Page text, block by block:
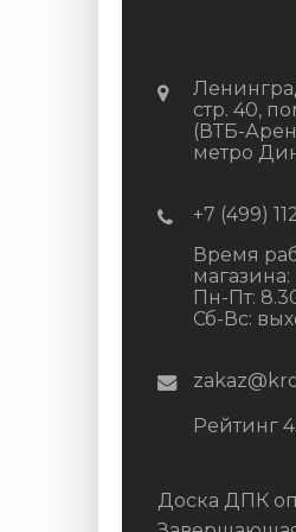
стр. 40,
(ВТБ-
метро
+7 (499)
Время
магазина:
Пн-Пт:
Сб-Вс:
Рейтинг
Доска ДПК